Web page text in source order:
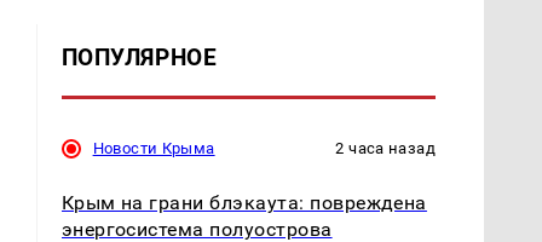
ПОПУЛЯРНОЕ
Новости Крыма 2 часа назад
Крым на грани блэкаута: повреждена
энергосистема полуострова